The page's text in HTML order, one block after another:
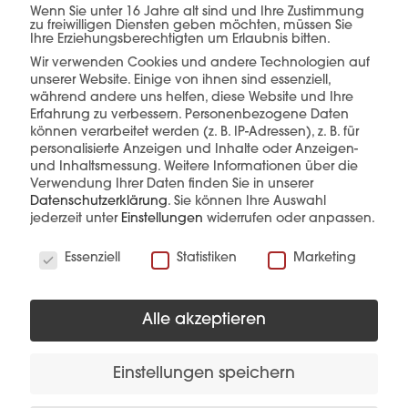
einer Hand.
mehr erfahren
Diese Produkte könnten Sie auch
Wenn Sie unter 16 Jahre alt sind und Ihre Zustimmung
zu freiwilligen Diensten geben möchten, müssen Sie
Ihre Erziehungsberechtigten um Erlaubnis bitten.
Wir verwenden Cookies und andere Technologien auf
unserer Website. Einige von ihnen sind essenziell,
während andere uns helfen, diese Website und Ihre
Erfahrung zu verbessern. Personenbezogene Daten
können verarbeitet werden (z. B. IP-Adressen), z. B. für
personalisierte Anzeigen und Inhalte oder Anzeigen-
und Inhaltsmessung. Weitere Informationen über die
Verwendung Ihrer Daten finden Sie in unserer
Datenschutzerklärung. Sie können Ihre Auswahl
jederzeit unter Einstellungen widerrufen oder anpassen.
Essenziell
Statistiken Marketing
Alle akzeptieren
Einstellungen speichern